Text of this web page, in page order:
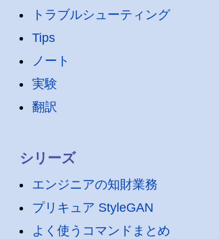
トラブルシューティング
Tips
ノート
実験
翻訳
シリーズ
エンジニアの知財業務
プリキュア StyleGAN
よく使うコマンドまとめ